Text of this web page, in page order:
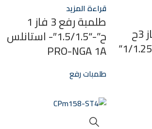
طلمبة رفع 3 فاز 3ح
إستانلس 316 “1/1.25“
قراءة المزيد
طلمبة رفع 3 فاز 1
ح”-“1.5/1.5″- استانلس
PRO-NGA 1A
طلمبات رفع